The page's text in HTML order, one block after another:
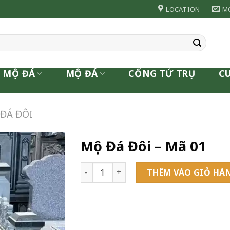
LOCATION
MỘ ĐÁ MỘ ĐÁ CỔNG TỨ TRỤ
ĐÔI
Mộ Đá Đôi – Mã 01
Mộ Đá Đôi - Mã 01 số lượng
THÊM VÀO GIỎ